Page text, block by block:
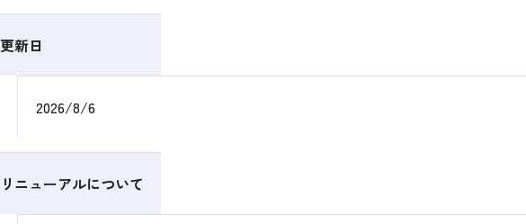
更新日
2026/8/6
リニューアルについて